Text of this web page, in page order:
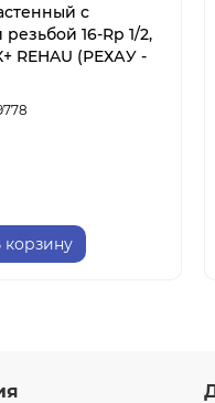
с
16-Rp 1/2,
REHAU (РЕХАУ -
корзину